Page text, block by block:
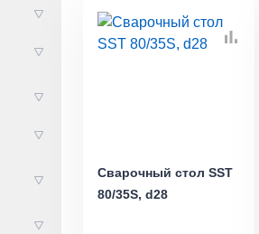
Сварочный стол SST
80/35S, d28